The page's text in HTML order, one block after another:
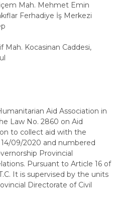
Mah. Mehmet Emin
Ferhadiye İş Merkezi
Mah. Kocasinan Caddesi,
Aid Association in
Law No. 2860 on Aid
to collect aid with the
09/2020 and numbered
Provincial
Pursuant to Article 16 of
It is supervised by the units
Directorate of Civil